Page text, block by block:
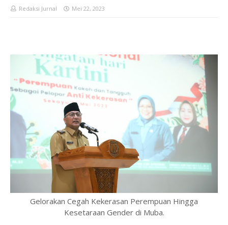
Redaksi Jurnal Mei 22, 2023
Gelorakan Cegah Kekerasan Perempuan Hingga
Kesetaraan Gender di Muba.